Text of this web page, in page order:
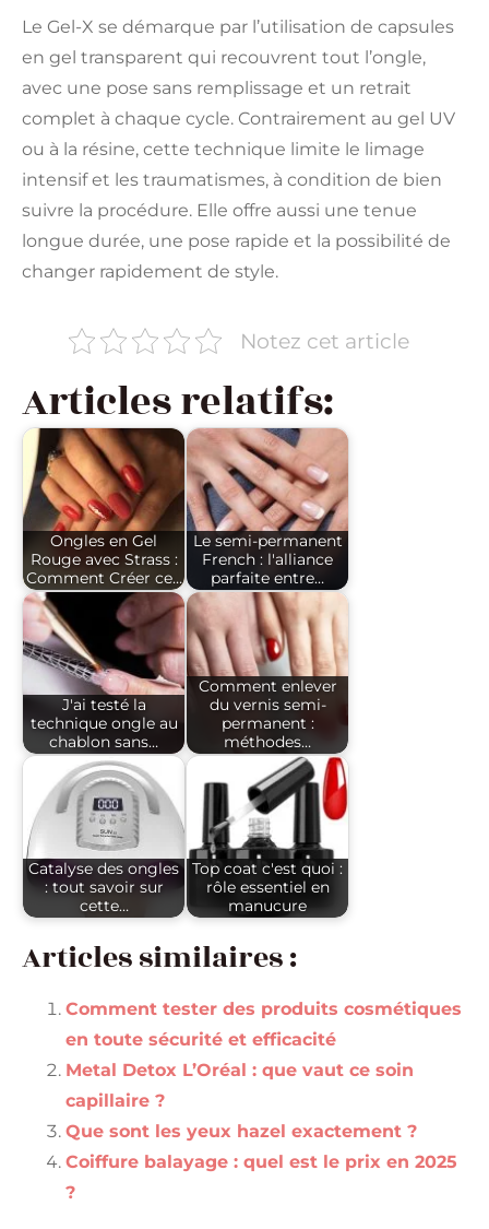
Le Gel-X se démarque par l’utilisation de capsules
en gel transparent qui recouvrent tout l’ongle,
avec une pose sans remplissage et un retrait
complet à chaque cycle. Contrairement au gel UV
ou à la résine, cette technique limite le limage
intensif et les traumatismes, à condition de bien
suivre la procédure. Elle offre aussi une tenue
longue durée, une pose rapide et la possibilité de
changer rapidement de style.
Notez cet article
Articles relatifs:
Ongles en Gel
Rouge avec Strass :
Comment Créer ce…
Le semi-permanent
French : l'alliance
parfaite entre…
J'ai testé la
technique ongle au
chablon sans…
Comment enlever
du vernis semi-
permanent :
méthodes…
Catalyse des ongles
: tout savoir sur
cette…
Top coat c'est quoi :
rôle essentiel en
manucure
Articles similaires :
Comment tester des produits cosmétiques
en toute sécurité et efficacité
Metal Detox L’Oréal : que vaut ce soin
capillaire ?
Que sont les yeux hazel exactement ?
Coiffure balayage : quel est le prix en 2025
?